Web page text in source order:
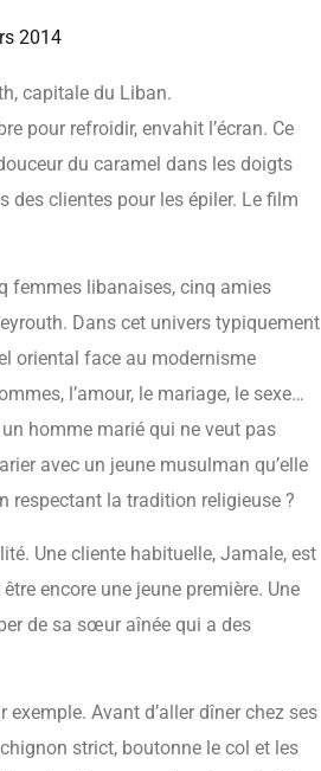
2014
capitale du Liban.
pour refroidir, envahit l’écran. Ce
du caramel dans les doigts
des clientes pour les épiler. Le film
femmes libanaises, cinq amies
Dans cet univers typiquement
oriental face au modernisme
l’amour, le mariage, le sexe…
homme marié qui ne veut pas
avec un jeune musulman qu’elle
respectant la tradition religieuse ?
Une cliente habituelle, Jamale, est
encore une jeune première. Une
de sa sœur aînée qui a des
Avant d’aller dîner chez ses
strict, boutonne le col et les